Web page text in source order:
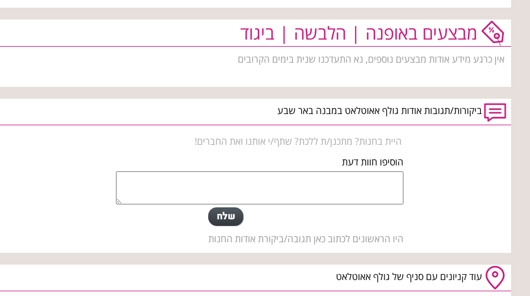
מבצעים באופנה | הלבשה | ביגוד
אין כרגע מידע אודות מבצעים נוספים, נא התעדכנו שנית בימים הקרובים
ביקורות/תגובות אודות גולף אאוטלאט במבנה באר שבע
היית בחנות? מתכנן/ת ללכת? שתף/י אותנו ואת החברים!
הוסיפו חוות דעת
היו הראשונים לכתוב כאן תגובה/ביקורת אודות החנות
עוד קניונים עם סניף של גולף אאוטלאט